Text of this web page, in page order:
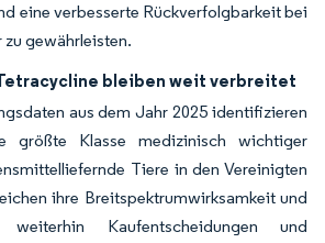
eine verbesserte Rückverfolgbarkeit bei
gewährleisten.
bleiben weit verbreitet
aus dem Jahr 2025 identifizieren
größte Klasse medizinisch wichtiger
Tiere in den Vereinigten
ihre Breitspektrumwirksamkeit und
Kaufentscheidungen und